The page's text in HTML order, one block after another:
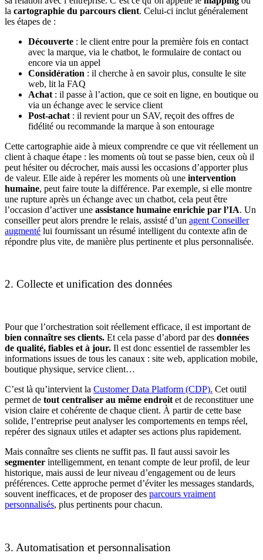
la cartographie du parcours client. Celui-ci inclut généralement
les étapes de :
Découverte : le client entre pour la première fois en contact
avec la marque, via le chatbot, le formulaire de contact ou
encore via un appel
Considération : il cherche à en savoir plus, consulte le site
web, lit la FAQ
Achat : il passe à l’action, que ce soit en ligne, en boutique ou
via un échange avec le service client
Post-achat : il revient pour un SAV, reçoit des offres de
fidélité ou recommande la marque à son entourage
Cette cartographie aide à mieux comprendre ce que vit réellement un
client à chaque étape : les moments où tout se passe bien, ceux où il
peut hésiter ou décrocher, mais aussi les occasions d’apporter plus
de valeur. Elle aide à repérer les moments où une intervention
humaine, peut faire toute la différence. Par exemple, si elle montre
une rupture après un échange avec un chatbot, cela peut être
l’occasion d’activer une assistance humaine enrichie par l’IA. Un
conseiller peut alors prendre le relais, assisté d’un agent Conseiller
augmenté lui fournissant un résumé intelligent du contexte afin de
répondre plus vite, de manière plus pertinente et plus personnalisée.
2. Collecte et unification des données
Pour que l’orchestration soit réellement efficace, il est important de
bien connaître ses clients. Et cela passe d’abord par des données
de qualité, fiables et à jour. Il est donc essentiel de rassembler les
informations issues de tous les canaux : site web, application mobile,
boutique physique, service client…
C’est là qu’intervient la Customer Data Platform (CDP). Cet outil
permet de tout centraliser au même endroit et de reconstituer une
vision claire et cohérente de chaque client. À partir de cette base
solide, l’entreprise peut analyser les comportements en temps réel,
repérer des signaux utiles et adapter ses actions plus rapidement.
Mais connaître ses clients ne suffit pas. Il faut aussi savoir les
segmenter intelligemment, en tenant compte de leur profil, de leur
historique, mais aussi de leur niveau d’engagement ou de leurs
préférences. Cette approche permet d’éviter les messages standards,
souvent inefficaces, et de proposer des parcours vraiment
personnalisés, plus pertinents pour chacun.
3. Automatisation et personnalisation